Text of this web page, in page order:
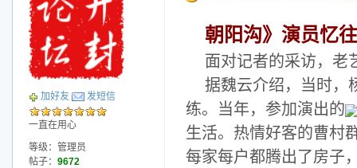
加好友 发短信
一直在用心
等级：管理员
帖子： 9672
朝阳沟》演员忆
面对记者的采访，老
据魏云介绍，当时，
练。当年，参加演出的
生活。热情好客的曹村
每家每户都腾出了房子